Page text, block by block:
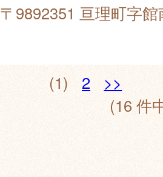
〒9892351 亘理町字
(1) 2
>>
(16 件